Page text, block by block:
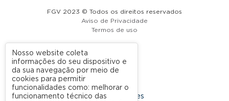
FGV 2023 © Todos os direitos reservados
Aviso de Privacidade
Termos de uso
A FGV
Nossas Unidades
Nosso website coleta
informações do seu dispositivo e
da sua navegação por meio de
cookies para permitir
funcionalidades como: melhorar o
funcionamento técnico das